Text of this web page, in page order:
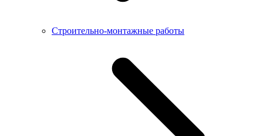
Строительно-монтажные работы